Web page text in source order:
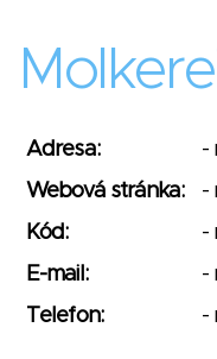
Adresa:
-
Webová stránka:
-
Kód:
-
E-mail:
-
Telefon:
-